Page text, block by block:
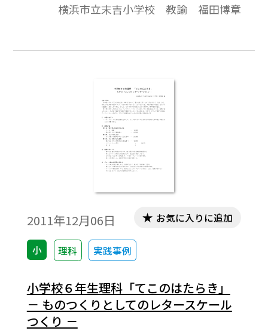
－」東京教育研究所2013年4月発行より。本
付かないために，言葉は知っているが学習
が苦手な児童が多い。また，自分から進ん
で学習していったり，自分の意見を伝えて
いったりすることが苦手な児童も多い。そ
こで，身近な材料をもとに学習を進めるこ
とで，自ら「なぜそうなるのか」と考えた
り，自分の言葉で説明をしたりできるよう
横浜市立末吉小学校 教諭 福田博章
2011年12月06日
小 理科 実践事例
お気に入りに追加
小学校６年生理科「てこのはたらき」
－ ものつくりとしてのレタースケール
つくり －